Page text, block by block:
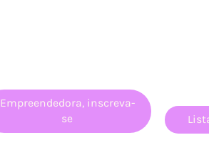
Empreendedora, inscreva-
se